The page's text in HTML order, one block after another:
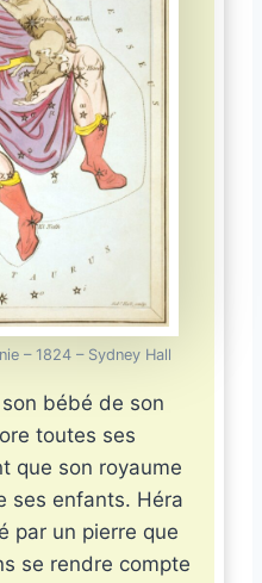
– 1824 – Sydney Hall
bébé de son
toutes ses
que son royaume
ses enfants. Héra
par un pierre que
se rendre compte